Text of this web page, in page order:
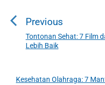
s
Previous
P
r
v
Tontonan Sehat: 7 Film
Lebih Baik
Kesehatan Olahraga: 7